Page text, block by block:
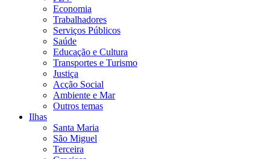
Economia
Trabalhadores
Serviços Públicos
Saúde
Educação e Cultura
Transportes e Turismo
Justiça
Acção Social
Ambiente e Mar
Outros temas
Ilhas
Santa Maria
São Miguel
Terceira